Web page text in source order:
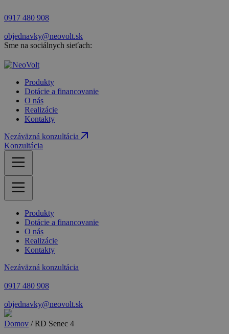
0917 480 908
objednavky@neovolt.sk
Sme na sociálnych sieťach:
Produkty
Dotácie a financovanie
O nás
Realizácie
Kontakty
Nezáväzná konzultácia
Konzultácia
Produkty
Dotácie a financovanie
O nás
Realizácie
Kontakty
Nezáväzná konzultácia
0917 480 908
objednavky@neovolt.sk
Domov /RD Senec 4